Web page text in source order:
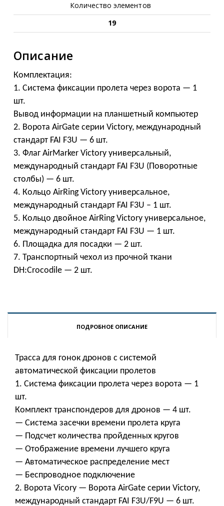
Количество элементов
19
Описание
Комплектация:
1. Система фиксации пролета через ворота — 1
шт.
Вывод информации на планшетный компьютер
2. Ворота AirGate серии Victory, международный
стандарт FAI F3U — 6 шт.
3. Флаг AirMarker Victory универсальный,
международный стандарт FAI F3U (Поворотные
столбы) — 6 шт.
4. Кольцо AirRing Victory универсальное,
международный стандарт FAI F3U – 1 шт.
5. Кольцо двойное AirRing Victory универсальное,
международный стандарт FAI F3U — 1 шт.
6. Площадка для посадки — 2 шт.
7. Транcпортный чехол из прочной ткани
DH:Crocodile — 2 шт.
ПОДРОБНОЕ ОПИСАНИЕ
Трасса для гонок дронов с системой
автоматической фиксации пролетов
1. Система фиксации пролета через ворота — 1
шт.
Комплект транспондеров для дронов — 4 шт.
— Система засечки времени пролета круга
— Подсчет количества пройденных кругов
— Отображение времени лучшего круга
— Автоматическое распределение мест
— Беспроводное подключение
2. Ворота Vicory — Ворота AirGate серии Victory,
международный стандарт FAI F3U/F9U — 6 шт.